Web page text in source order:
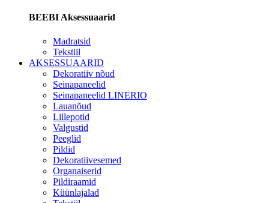
BEEBI Aksessuaarid
Madratsid
Tekstiil
AKSESSUAARID
Dekoratiiv nõud
Seinapaneelid
Seinapaneelid LINERIO
Lauanõud
Lillepotid
Valgustid
Peeglid
Pildid
Dekoratiivesemed
Organaiserid
Pildiraamid
Küünlajalad